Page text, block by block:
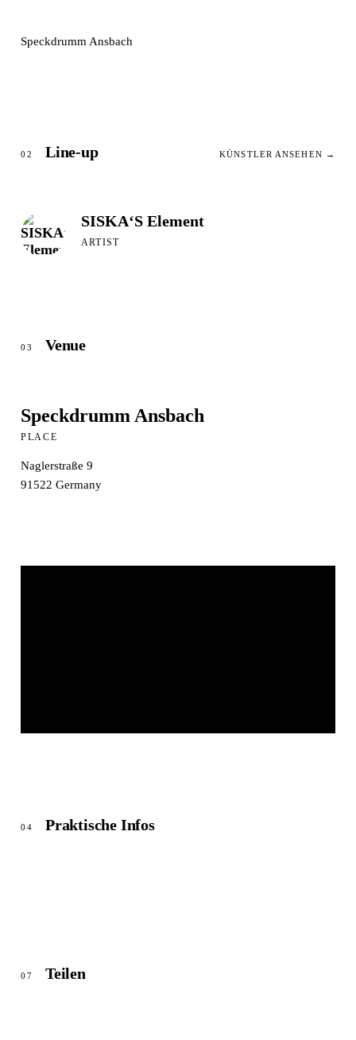
Speckdrumm Ansbach
02 Line-up KÜNSTLER ANSEHEN →
SISKA‘S Element
ARTIST
03 Venue
Speckdrumm Ansbach
PLACE
Naglerstraße 9
91522 Germany
04 Praktische Infos
07 Teilen